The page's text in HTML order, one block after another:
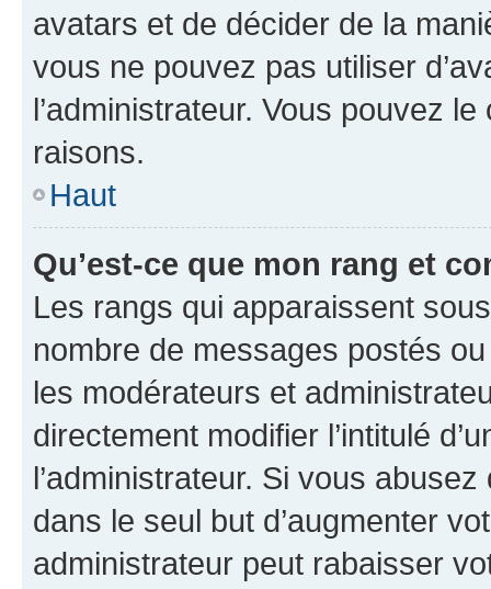
avatars et de décider de la
vous ne pouvez pas utiliser
l’administrateur. Vous pouvez
raisons.
Haut
Qu’est-ce que mon rang et
Les rangs qui apparaissent
nombre de messages postés
les modérateurs et
directement modifier l’intitulé
l’administrateur. Si vous
dans le seul but d’augmenter
administrateur peut rabaisser